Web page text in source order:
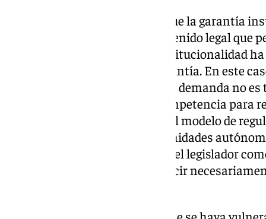
En este punto, el TC recuerda que la garantía
es un concepto jurídico de contenido legal que
diversas, y que el juicio de constitucionalidad
legislador ha respetado esa garantía. En este
porque lo que se cuestiona en la demanda no
comunidad autónoma de la competencia para
en el ámbito urbano, sino el modelo de
con el adoptado en otras comunidades
las diversas opciones que tiene el legislador
político, y que no se ha de traducir